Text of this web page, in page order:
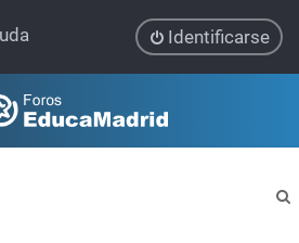
Identificarse